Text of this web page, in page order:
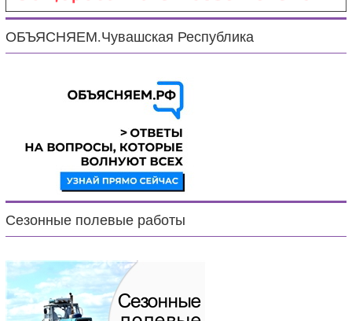
ОБЪЯСНЯЕМ.Чувашская Республика
Сезонные полевые работы